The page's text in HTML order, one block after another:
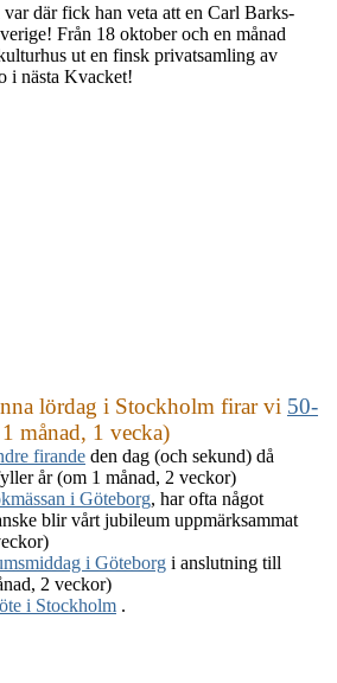
där fick han veta att en Carl Barks-
Från 18 oktober och en månad
ut en finsk privatsamling av
i nästa Kvacket!
lördag i Stockholm firar vi 50-
månad, 1 vecka)
firande den dag (och sekund) då
år (om 1 månad, 2 veckor)
i Göteborg, har ofta något
blir vårt jubileum uppmärksammat
i Göteborg i anslutning till
2 veckor)
i Stockholm .